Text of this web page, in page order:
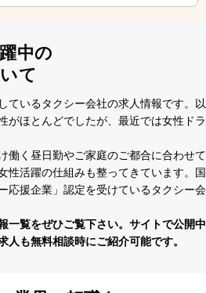
中の
て
ているタクシー会社の求⼈情報です。以
がほとんどでしたが、最近では⼥性ドラ
働く昼⽇勤やご家庭のご都合に合わせて
性活躍の仕組みも整ってきています。国
応援企業」認定を受けているタクシー会
⼀覧をぜひご覧下さい。サイトで公開中
⼈も無料相談時にご紹介可能です。